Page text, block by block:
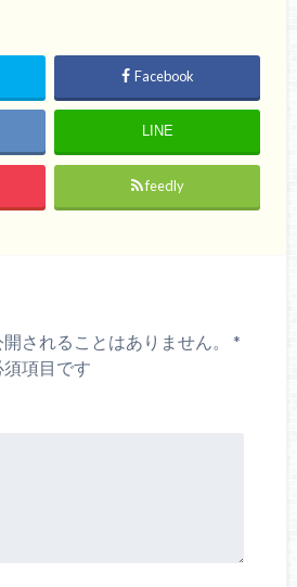
Facebook
LINE
feedly
されることはありません。
*
項目です